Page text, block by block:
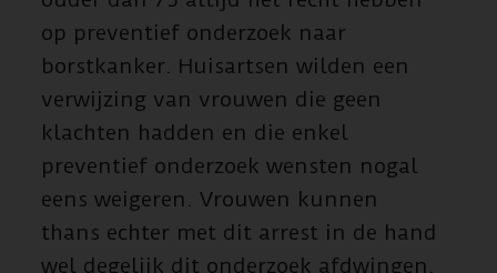
op preventief onderzoek naar
borstkanker. Huisartsen wilden een
verwijzing van vrouwen die geen
klachten hadden en die enkel
preventief onderzoek wensten nogal
eens weigeren. Vrouwen kunnen
thans echter met dit arrest in de hand
wel degelijk dit onderzoek afdwingen.